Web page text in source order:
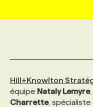
AFFAIRES DE
INITIATIVES
WEB &
MARKETING
INFOLETTRE
ANNONCEZ
CONSULTER
PROFIL
VOIR LES
PROFIL
FAQ
ANNONCEZ
NOS
NOS
CHASSE DE TÊTE
SERVICE DE
Hill+Knowlton
équipe Nataly Lemyre
Charrette,